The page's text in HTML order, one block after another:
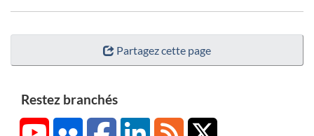
Partagez cette page
Restez branchés
YouTubeFlickr FacebookLinkedInRSS